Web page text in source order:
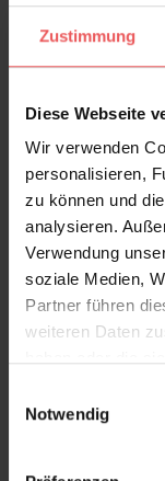
Zustimmung
Diese Webseite
Wir verwenden
personalisieren,
zu können und
analysieren.
Verwendung
soziale Medien,
Partner führen
weiteren Daten
Notwendig
FAQ
Sie haben Fragen